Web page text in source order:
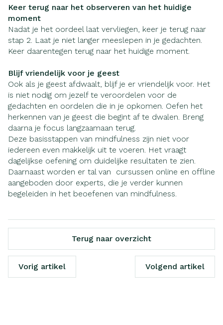
Keer terug naar het observeren van het huidige
moment
Nadat je het oordeel laat vervliegen, keer je terug naar
stap 2. Laat je niet langer meeslepen in je gedachten.
Keer daarentegen terug naar het huidige moment.
Blijf vriendelijk voor je geest
Ook als je geest afdwaalt, blijf je er vriendelijk voor. Het
is niet nodig om jezelf te veroordelen voor de
gedachten en oordelen die in je opkomen. Oefen het
herkennen van je geest die begint af te dwalen. Breng
daarna je focus langzaamaan terug.
Deze basisstappen van mindfulness zijn niet voor
iedereen even makkelijk uit te voeren. Het vraagt
dagelijkse oefening om duidelijke resultaten te zien.
Daarnaast worden er tal van cursussen online en offline
aangeboden door experts, die je verder kunnen
begeleiden in het beoefenen van mindfulness.
Terug naar overzicht
Vorig artikel Volgend artikel